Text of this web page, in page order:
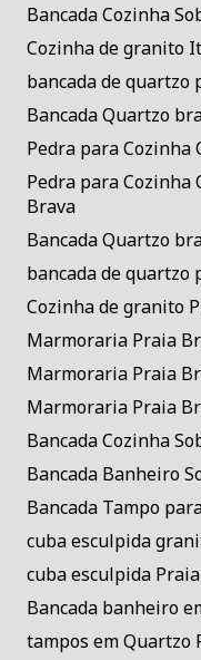
Bancada Cozinha
Cozinha de granito
bancada de quartzo
Bancada Quartzo
Pedra para
Pedra para
Brava
Bancada Quartzo
bancada de quartzo
Cozinha de granito
Marmoraria Praia
Marmoraria Praia
Marmoraria Praia
Bancada Cozinha
Bancada Banheiro
Bancada Tampo
cuba esculpida
cuba esculpida
Bancada banheiro
tampos em Quartzo